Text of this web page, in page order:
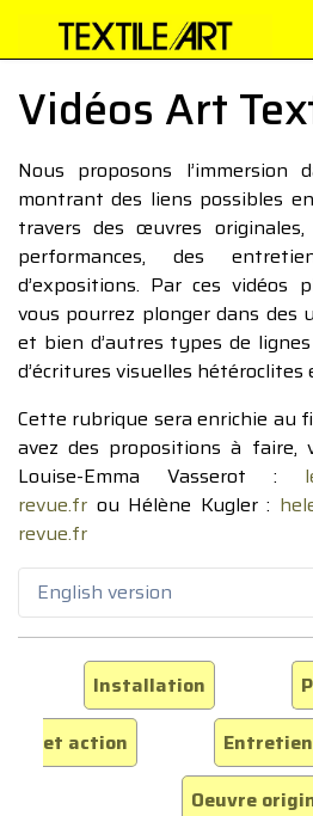
Vidéos Art
Nous proposons l’immersion
montrant des liens possibles
travers des œuvres
performances, des
d’expositions. Par ces vidéos
vous pourrez plonger dans des
et bien d’autres types de
d’écritures visuelles hétéroclites
Cette rubrique sera enrichie au
avez des propositions à faire,
Louise-Emma Vasserot :
revue.fr ou Hélène Kugler :
revue.fr
English version
Installation
et action
Oeuvre